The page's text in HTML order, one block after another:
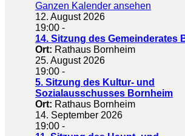
Ganzen Kalender ansehen
12. August 2026
19:00 -
14. Sitzung des Gemeinderates
Ort: Rathaus Bornheim
25. August 2026
19:00 -
5. Sitzung des Kultur- und
Sozialausschusses Bornheim
Ort: Rathaus Bornheim
14. September 2026
19:00 -